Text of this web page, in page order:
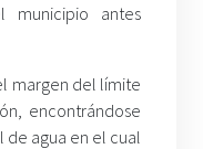
municipio antes
margen del límite
encontrándose
de agua en el cual